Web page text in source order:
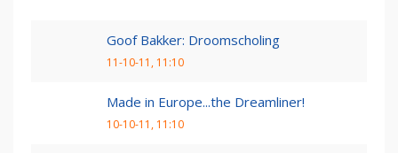
Goof Bakker: Droomscholing
11-10-11, 11:10
Made in Europe...the Dreamliner!
10-10-11, 11:10